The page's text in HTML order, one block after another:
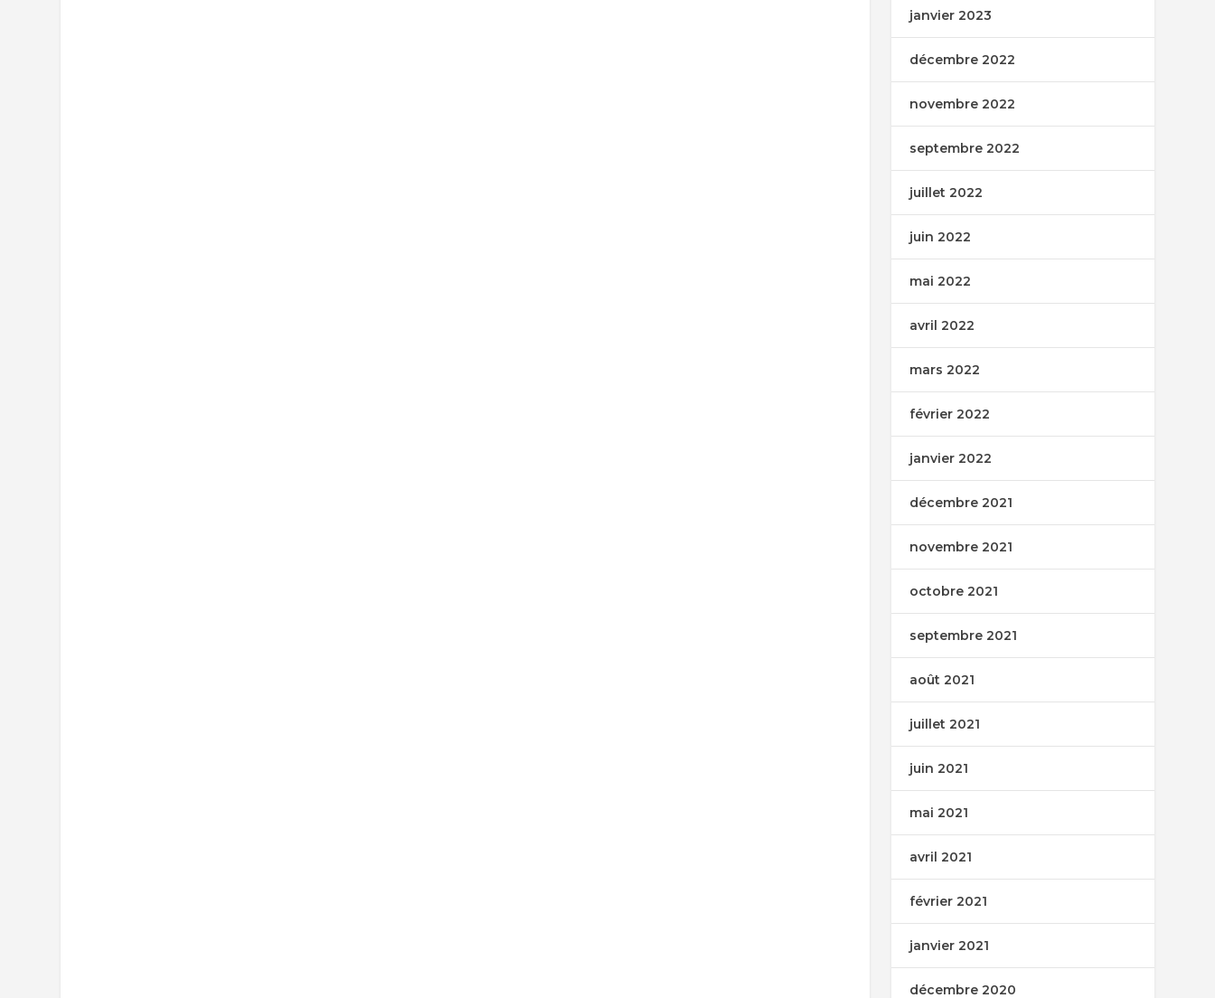
janvier 2023
décembre 2022
novembre 2022
septembre 2022
juillet 2022
juin 2022
mai 2022
avril 2022
mars 2022
février 2022
janvier 2022
décembre 2021
novembre 2021
octobre 2021
septembre 2021
août 2021
juillet 2021
juin 2021
mai 2021
avril 2021
février 2021
janvier 2021
décembre 2020